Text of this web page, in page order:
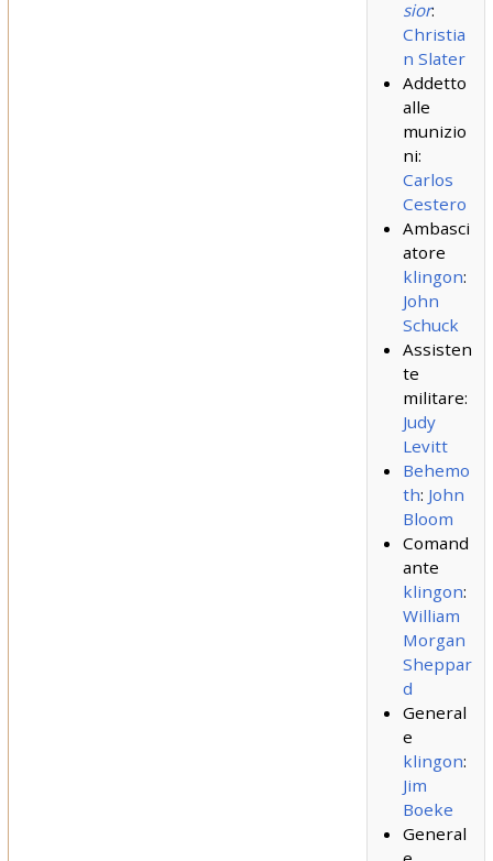
sior:
Christia
n Slater
Addetto
alle
munizio
ni:
Carlos
Cestero
Ambasci
atore
klingon:
John
Schuck
Assisten
te
militare:
Judy
Levitt
Behemo
th: John
Bloom
Comand
ante
klingon:
William
Morgan
Sheppar
d
General
e
klingon:
Jim
Boeke
General